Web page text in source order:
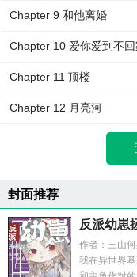
Chapter 9 和他离婚
Chapter 10 爱你爱到不回
Chapter 11 顶楼
Chapter 12 月亮河
封面推荐
反派幼崽
作者：三山
我在异世界